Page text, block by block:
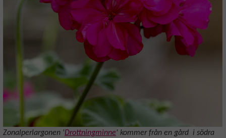
Zonalperlargonen 'Drottningminne' kommer från en gård i södra